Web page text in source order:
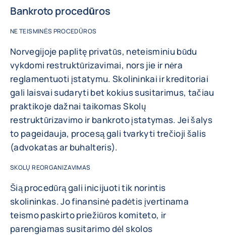
Bankroto procedūros
NE TEISMINĖS PROCEDŪROS
Norvegijoje paplitę privatūs, neteisminiu būdu
vykdomi restruktūrizavimai, nors jie ir nėra
reglamentuoti įstatymu. Skolininkai ir kreditoriai
gali laisvai sudaryti bet kokius susitarimus, tačiau
praktikoje dažnai taikomas Skolų
restruktūrizavimo ir bankroto įstatymas. Jei šalys
to pageidauja, procesą gali tvarkyti trečioji šalis
(advokatas ar buhalteris).
SKOLŲ REORGANIZAVIMAS
Šią procedūrą gali inicijuoti tik norintis
skolininkas. Jo finansinė padėtis įvertinama
teismo paskirto priežiūros komiteto, ir
parengiamas susitarimo dėl skolos